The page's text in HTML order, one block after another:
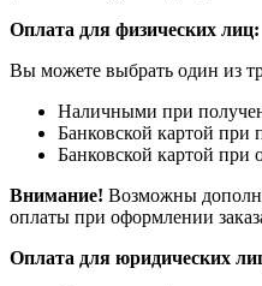
Оплата для физических лиц:
Вы можете выбрать один из
Наличными при
Банковской картой при
Банковской картой при
Внимание! Возможны
оплаты при оформлении
Оплата для юридических